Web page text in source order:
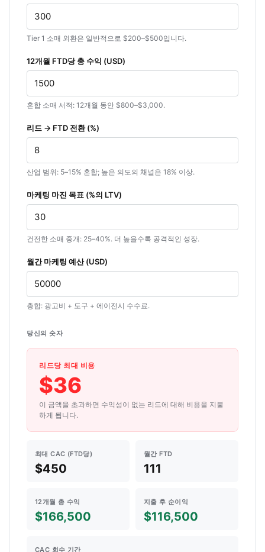
Tier 1 소매 외환은 일반적으로 $200–$500입니다.
12개월 FTD당 총 수익 (USD)
혼합 소매 서적: 12개월 동안 $800–$3,000.
리드 → FTD 전환 (%)
산업 범위: 5–15% 혼합; 높은 의도의 채널은 18% 이상.
마케팅 마진 목표 (%의 LTV)
건전한 소매 중개: 25–40%. 더 높을수록 공격적인 성장.
월간 마케팅 예산 (USD)
총합: 광고비 + 도구 + 에이전시 수수료.
당신의 숫자
리드당 최대 비용
$36
이 금액을 초과하면 수익성이 없는 리드에 대해 비용을 지불
하게 됩니다.
최대 CAC (FTD당)
$450
월간 FTD
111
12개월 총 수익
$166,500
지출 후 순이익
$116,500
CAC 회수 기간